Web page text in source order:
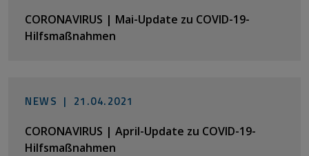
CORONAVIRUS | Mai-Update zu COVID-19-
Hilfsmaßnahmen
NEWS | 21.04.2021
CORONAVIRUS | April-Update zu COVID-19-
Hilfsmaßnahmen